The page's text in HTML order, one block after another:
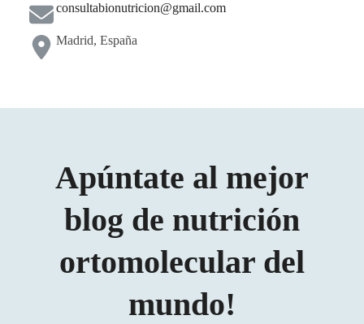
consultabionutricion@gmail.com
Madrid, España
Apúntate al mejor
blog de nutrición
ortomolecular del
mundo!